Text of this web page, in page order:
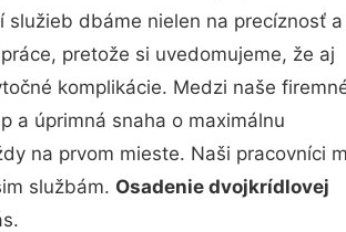
dbáme nielen na precíznosť a
pretože si uvedomujeme, že aj
komplikácie. Medzi naše
a úprimná snaha o maximálnu
na prvom mieste. Naši pracovníci
službám. Osadenie dvojkrídlovej